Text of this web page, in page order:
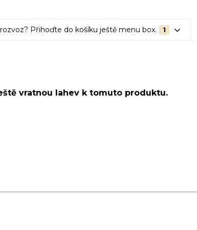
Přihoďte do košíku ještě menu box. 1
vratnou lahev k tomuto produktu.